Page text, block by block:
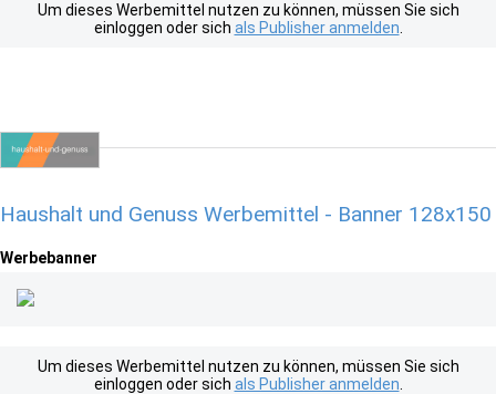
Um dieses Werbemittel nutzen zu können, müssen Sie sich
einloggen oder sich als Publisher anmelden
Haushalt und Genuss Werbemittel - Banner 128x150
Werbebanner
Um dieses Werbemittel nutzen zu können, müssen Sie sich
einloggen oder sich als Publisher anmelden